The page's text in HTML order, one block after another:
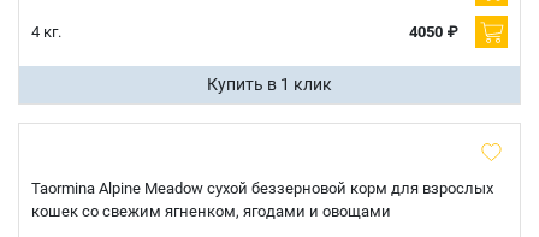
4 кг. 4050 ₽
Купить в 1 клик
Taormina Alpine Meadow сухой беззерновой корм для взрослых
кошек со свежим ягненком, ягодами и овощами